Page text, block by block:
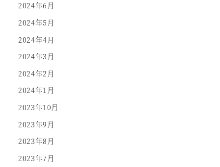
2024年6月
2024年5月
2024年4月
2024年3月
2024年2月
2024年1月
2023年10月
2023年9月
2023年8月
2023年7月